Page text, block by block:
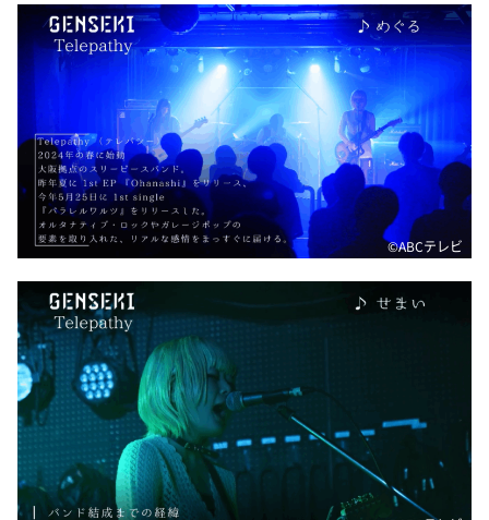
DAIGOも台所 ～きょうの献立 何にする？～
本日はダイアンなり！シーズン２
朝だ！生です旅サラダ
教えて！ニュースライブ 正義のミカタ
ＬＩＦＥ～夢のカタチ～
新婚さんいらっしゃい！
ポツンと一軒家
ザキ山小屋本館
ぺこぱのまるスポ
アナ回覧板
©ABCテレビ